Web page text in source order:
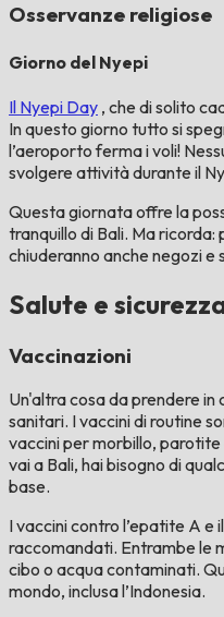
Osservanze religiose
Giorno del Nyepi
Il Nyepi Day , che di solito
In questo giorno tutto si
l’aeroporto ferma i voli!
svolgere attività durante il
Questa giornata offre la
tranquillo di Bali. Ma
chiuderanno anche negozi e
Salute e
Vaccinazioni
Un'altra cosa da prendere
sanitari. I vaccini di routine
vaccini per morbillo,
vai a Bali, hai bisogno di
base.
I vaccini contro l’epatite A e
raccomandati. Entrambe le
cibo o acqua contaminati.
mondo, inclusa l’Indonesia.